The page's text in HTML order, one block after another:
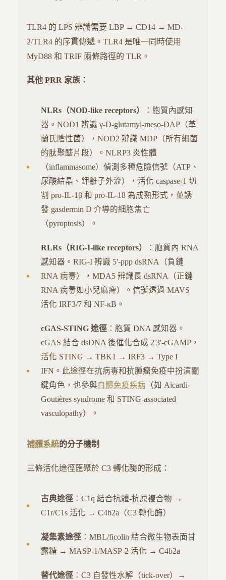
TLR4 的 LPS 辨識需要 LBP → CD14 → MD-
2/TLR4 的序貫傳遞。TLR4 是唯一同時使用
MyD88 和 TRIF 兩條路徑的 TLR。
其他 PRR 家族 ：
NLRs（NOD-like receptors）
：胞質內感知
器。NOD1 辨識 γ-D-glutamyl-meso-DAP（革
蘭氏陰性菌），NOD2 辨識 MDP（所有細菌
的肽聚醣片段）。NLRP3 炎性體
（inflammasome）偵測多種危險信號（ATP、
尿酸結晶、鉀離子外流），活化 caspase-1 切
割 pro-IL-1β 和 pro-IL-18 為成熟形式，並誘
發 gasdermin D 介導的細胞焦亡
（pyroptosis）。
RLRs（RIG-I-like receptors）
：胞質內 RNA
感知器。RIG-I 辨識 5'-ppp dsRNA（負鏈
RNA 病毒），MDA5 辨識長 dsRNA（正鏈
RNA 病毒如小兒麻痺）。信號透過 MAVS
活化 IRF3/7 和 NF-κB。
cGAS-STING 途徑 ：胞質 DNA 感知器。
cGAS 結合 dsDNA 後催化合成 2'3'-cGAMP，
活化 STING → TBK1 → IRF3 → Type I
IFN。此途徑在抗病毒和抗腫瘤免疫中扮演關
鍵角色，也參與自體免疫疾病 （如 Aicardi-
Goutières syndrome 和 STING-associated
vasculopathy）。
補體系統的分子機制
三條活化途徑匯聚於 C3 轉化酶的形成：
古典途徑 ：C1q 結合抗體-抗原複合物 →
C1r/C1s 活化 → C4b2a（C3 轉化酶）
凝集素途徑 ：MBL/ficolin 結合微生物表面甘
露糖 → MASP-1/MASP-2 活化 → C4b2a
替代途徑 ：C3 自發性水解（tick-over）→